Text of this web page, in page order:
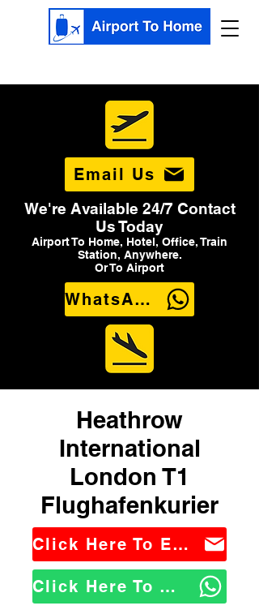
Email Us
We're Available 24/7 Contact
Us Today
Airport To Home, Hotel, Office, Train
Station, Anywhere.
Or To Airport
WhatsApp Us
Heathrow
International
London T1
Flughafenkurier
Click Here To Email Us
Click Here To WhatsApp Us